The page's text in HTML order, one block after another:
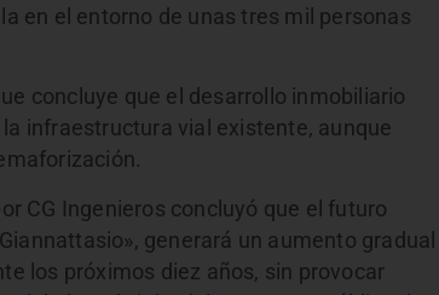
en el entorno de unas tres mil personas
concluye que el desarrollo inmobiliario
infraestructura vial existente, aunque
CG Ingenieros concluyó que el futuro
generará un aumento gradual
los próximos diez años, sin provocar